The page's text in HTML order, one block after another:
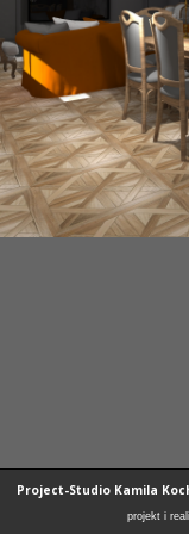
Project-Studio Kamila
projekt i